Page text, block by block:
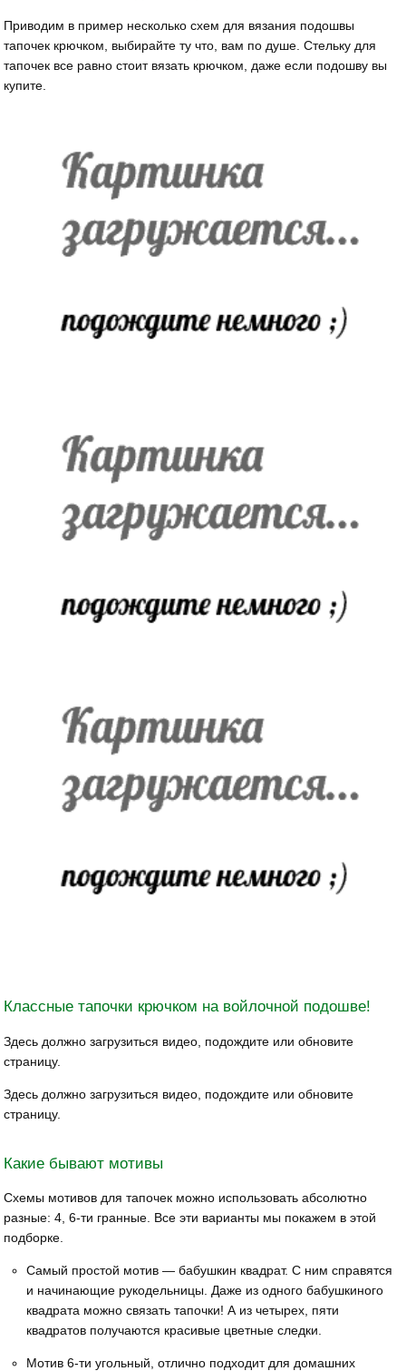
Приводим в пример несколько схем для вязания подошвы
тапочек крючком, выбирайте ту что, вам по душе. Стельку для
тапочек все равно стоит вязать крючком, даже если подошву вы
купите.
Классные тапочки крючком на войлочной подошве!
Здесь должно загрузиться видео, подождите или обновите
страницу.
Здесь должно загрузиться видео, подождите или обновите
страницу.
Какие бывают мотивы
Схемы мотивов для тапочек можно использовать абсолютно
разные: 4, 6-ти гранные. Все эти варианты мы покажем в этой
подборке.
Самый простой мотив — бабушкин квадрат. С ним справятся
и начинающие рукодельницы. Даже из одного бабушкиного
квадрата можно связать тапочки! А из четырех, пяти
квадратов получаются красивые цветные следки.
Мотив 6-ти угольный, отлично подходит для домашних